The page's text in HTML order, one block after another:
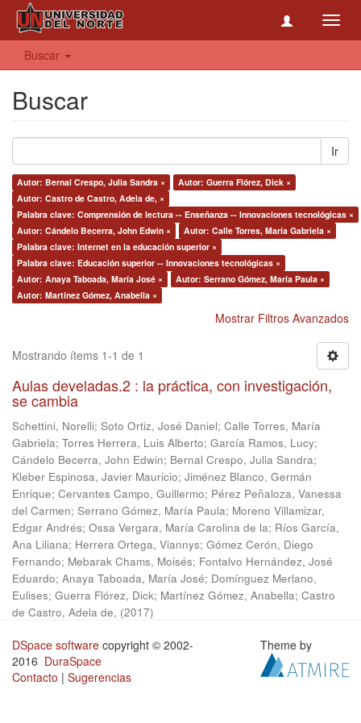
Buscar
Buscar
Ir
Autor: Bernal Crespo, Julia Sandra ×
Autor: Guerra Flórez, Dick ×
Autor: Castro de Castro, Adela de, ×
Palabra clave: Comprensión de lectura -- Enseñanza -- Innovaciones tecnológicas ×
Autor: Cándelo Becerra, John Edwin ×
Autor: Calle Torres, María Gabriela ×
Palabra clave: Internet en la educación superior ×
Palabra clave: Educación superior -- Innovaciones tecnológicas ×
Autor: Anaya Taboada, María José ×
Autor: Serrano Gómez, María Paula ×
Autor: Martínez Gómez, Anabella ×
Mostrar Filtros Avanzados
Mostrando ítems 1-1 de 1
Aulas develadas.2 : la práctica, con investigación,
se cambia
Schettini, Norelli; Soto Ortiz, José Daniel; Calle Torres, María
Gabriela; Torres Herrera, Luis Alberto; García Ramos, Lucy;
Cándelo Becerra, John Edwin; Bernal Crespo, Julia Sandra;
Kleber Espinosa, Javier Mauricio; Jiménez Blanco, Germán
Enrique; Cervantes Campo, Guillermo; Pérez Peñaloza, Vanessa
del Carmen; Serrano Gómez, María Paula; Moreno Villamizar,
Edgar Andrés; Ossa Vergara, María Carolina de la; Ríos García,
Ana Liliana; Herrera Ortega, Viannys; Gómez Cerón, Diego
Fernando; Mebarak Chams, Moisés; Fontalvo Hernández, José
Eduardo; Anaya Taboada, María José; Domínguez Merlano,
Eulises; Guerra Flórez, Dick; Martínez Gómez, Anabella; Castro
de Castro, Adela de, (2017)
DSpace software copyright © 2002-
2016 DuraSpace
Contacto | Sugerencias
Theme by